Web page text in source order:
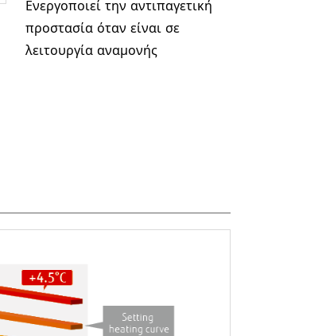
Ενεργοποιεί την αντιπαγετική
προστασία όταν είναι σε
λειτουργία αναμονής